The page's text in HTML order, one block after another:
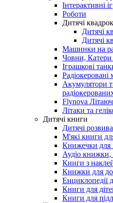
Інтерактивні
Роботи
Дитячі
Дитячі
Дитячі
Машинки на
Човни, Катери
Іграшкові
Радіокеровані
Акумулятори
Flynova
Літаки та
Дитячі книги
Дитячі
М'які книги
Книжечки
Аудіо книжки,
Книги з
Книжки для
Енциклопедії
Книги для
Книги для